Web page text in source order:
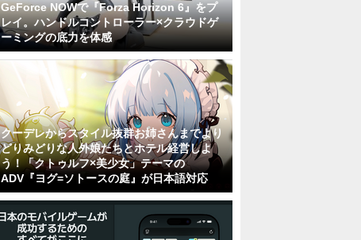
GeForce NOWで『Forza Horizon 6』をプ
レイ。ハンドルコントローラー×クラウドゲ
ーミングの底力を体感
クーデレからスタイル抜群お姉さんまでより
どりみどりな人外娘たちとホテル経営しよ
う！「クトゥルフ×美少女」テーマの
ADV『ヨグ=ソトースの庭』が日本語対応